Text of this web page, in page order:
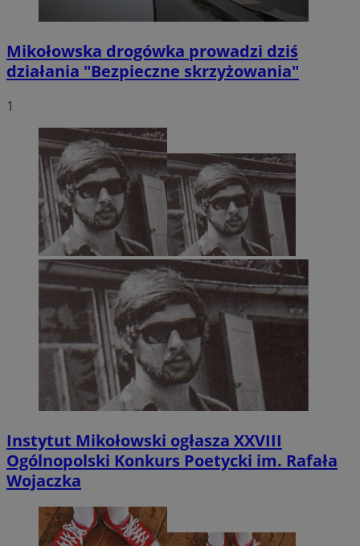
Mikołowska drogówka prowadzi dziś
działania "Bezpieczne skrzyżowania"
1
Instytut Mikołowski ogłasza XXVIII
Ogólnopolski Konkurs Poetycki im. Rafała
Wojaczka